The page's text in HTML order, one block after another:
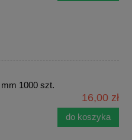
1000 szt.
16,00 zł
do koszyka